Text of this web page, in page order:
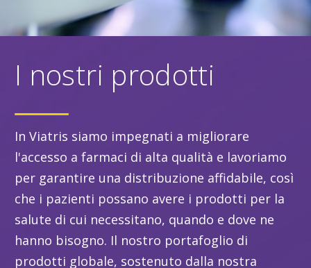
I nostri prodotti
In Viatris siamo impegnati a migliorare
l'accesso a farmaci di alta qualità e lavoriamo
per garantire una distribuzione affidabile, così
che i pazienti possano avere i prodotti per la
salute di cui necessitano, quando e dove ne
hanno bisogno. Il nostro portafoglio di
prodotti globale, sostenuto dalla nostra